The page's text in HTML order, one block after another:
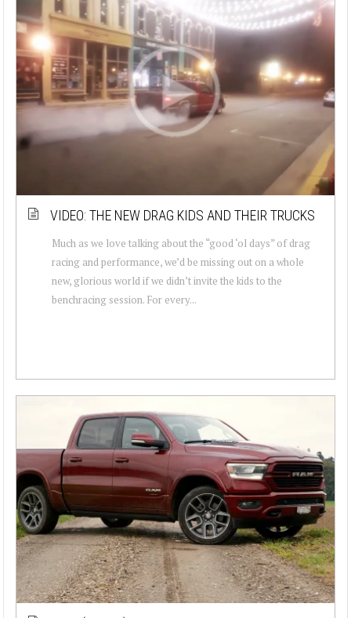
VIDEO: THE NEW DRAG KIDS AND THEIR TRUCKS
Much as we love talking about the “good ‘ol days” of drag
racing and performance, we’d be missing out on a whole
new, glorious world if we didn’t invite the kids to the
benchracing session. For every...